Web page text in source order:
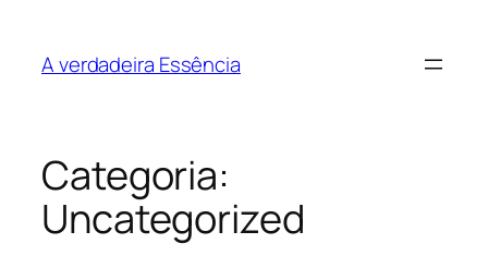
A verdadeira Essência
Categoria:
Uncategorized